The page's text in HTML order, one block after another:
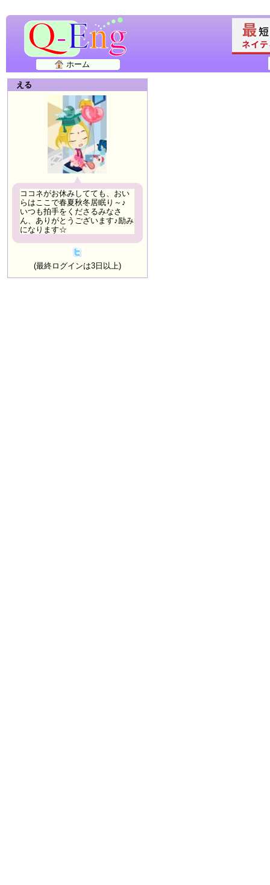
ホーム
える
ココネがお休みしてても、おい
らはここで春夏秋冬居眠り～♪
いつも拍手をくださるみなさ
ん、ありがとうございます♪励み
になります☆
(最終ログインは3日以上)